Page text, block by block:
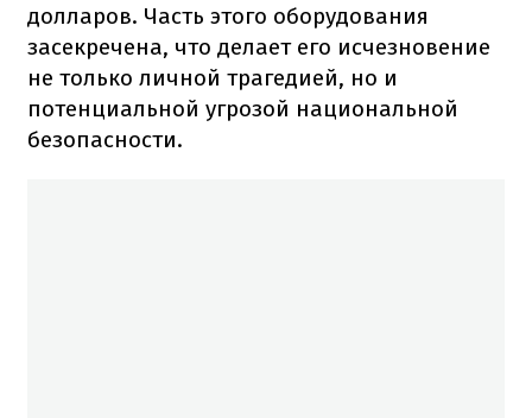
долларов. Часть этого оборудования
засекречена, что делает его исчезновение
не только личной трагедией, но и
потенциальной угрозой национальной
безопасности.